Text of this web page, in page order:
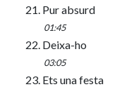
21. Pur absurd
01:45
22. Deixa-ho
03:05
23. Ets una festa